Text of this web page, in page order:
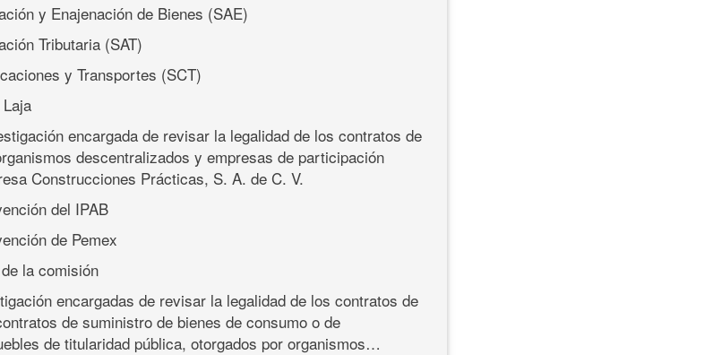
y Enajenación de Bienes (SAE)
Tributaria (SAT)
y Transportes (SCT)
encargada de revisar la legalidad de los contratos de
descentralizados y empresas de participación
Construcciones Prácticas, S. A. de C. V.
del IPAB
de Pemex
la comisión
encargadas de revisar la legalidad de los contratos de
de suministro de bienes de consumo o de
de titularidad pública, otorgados por organismos…